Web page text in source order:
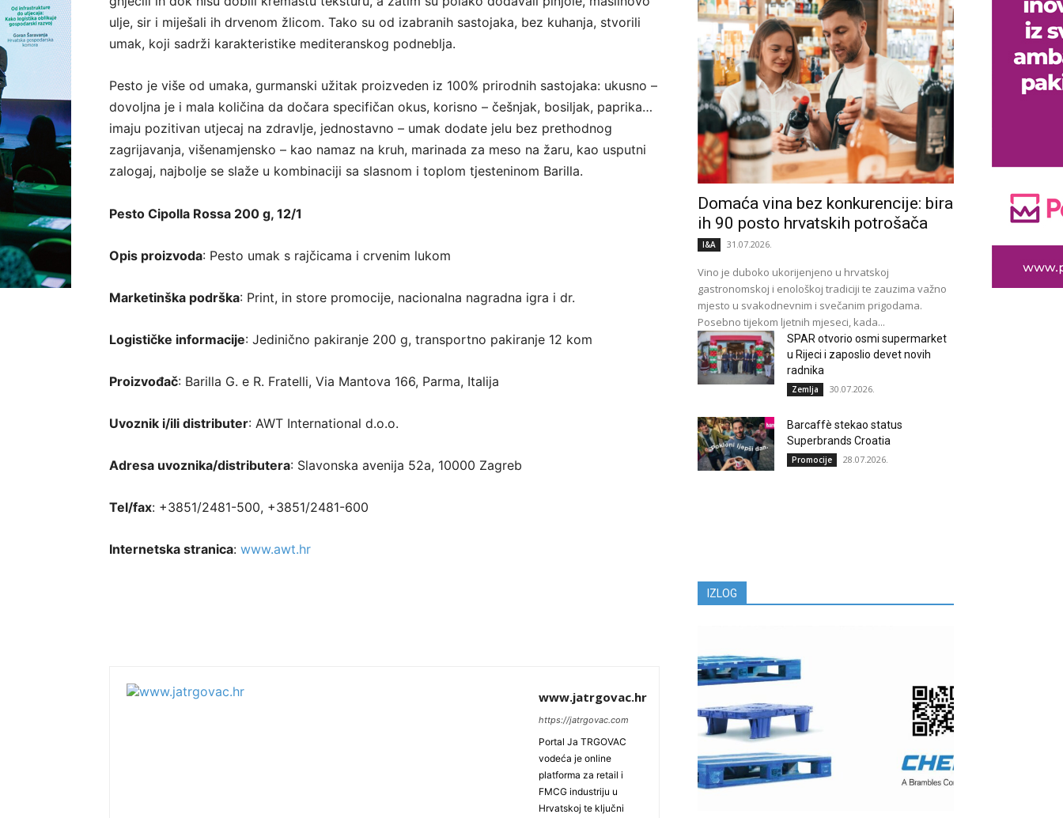
ulje, sir i miješali ih drvenom žlicom. Tako su od izabranih sastojaka, bez kuhanja, stvorili
umak, koji sadrži karakteristike mediteranskog podneblja.
Pesto je više od umaka, gurmanski užitak proizveden iz 100% prirodnih sastojaka: ukusno –
dovoljna je i mala količina da dočara specifičan okus, korisno – češnjak, bosiljak, paprika…
imaju pozitivan utjecaj na zdravlje, jednostavno – umak dodate jelu bez prethodnog
zagrijavanja, višenamjensko – kao namaz na kruh, marinada za meso na žaru, kao usputni
zalogaj, najbolje se slaže u kombinaciji sa slasnom i toplom tjesteninom Barilla.
Pesto Cipolla Rossa 200 g, 12/1
Opis proizvoda: Pesto umak s rajčicama i crvenim lukom
Marketinška podrška: Print, in store promocije, nacionalna nagradna igra i dr.
Logističke informacije: Jedinično pakiranje 200 g, transportno pakiranje 12 kom
Proizvođač: Barilla G. e R. Fratelli, Via Mantova 166, Parma, Italija
Uvoznik i/ili distributer: AWT International d.o.o.
Adresa uvoznika/distributera: Slavonska avenija 52a, 10000 Zagreb
Tel/fax: +3851/2481-500, +3851/2481-600
Internetska stranica: www.awt.hr
www.jatrgovac.hr
https://jatrgovac.com
Portal Ja TRGOVAC
vodeća je online
platforma za retail i
FMCG industriju u
Hrvatskoj te ključni
Domaća vina bez konkurencije: bira
ih 90 posto hrvatskih potrošača
I&A 31.07.2026.
Vino je duboko ukorijenjeno u hrvatskoj
gastronomskoj i enološkoj tradiciji te zauzima važno
mjesto u svakodnevnim i svečanim prigodama.
Posebno tijekom ljetnih mjeseci, kada...
SPAR otvorio osmi supermarket
u Rijeci i zaposlio devet novih
radnika
Zemlja 30.07.2026.
Barcaffè stekao status
Superbrands Croatia
Promocije 28.07.2026.
IZLOG